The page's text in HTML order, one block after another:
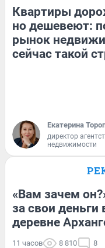
Квартиры
но дешевеют:
рынок
сейчас такой
Екатерина
директор
недвижимости
«Вам зачем
за свои деньги
деревне
11 часов 8 810 8